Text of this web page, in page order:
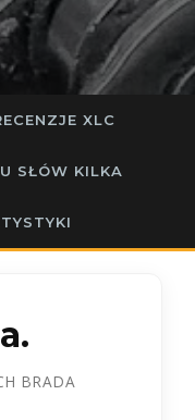
XLC
SŁÓW KILKA
BRADA